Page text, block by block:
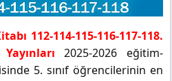
112-114-115-116-117-118.
2025-2026 eğitim-
5. sınıf öğrencilerinin en